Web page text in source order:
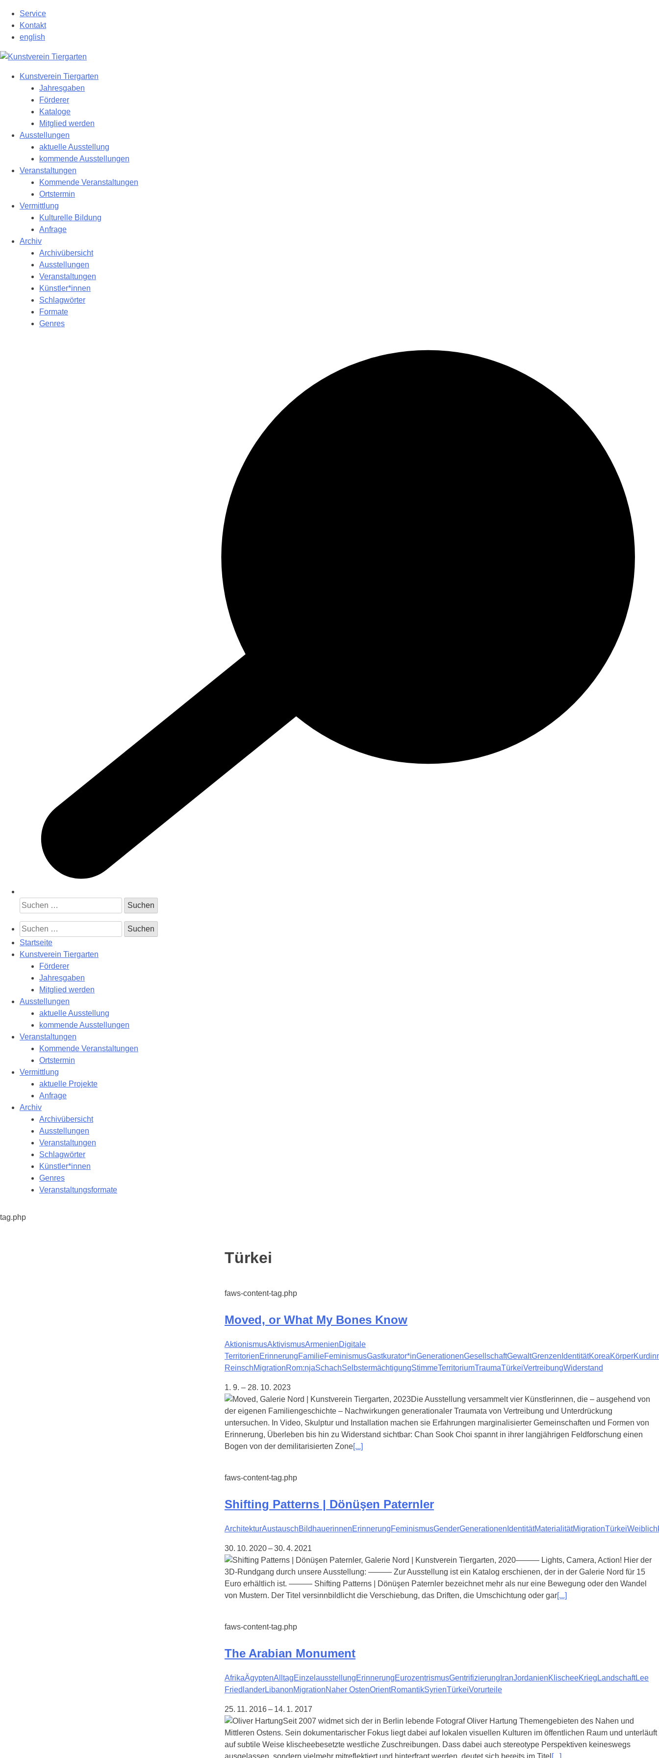
Hauptinhalt
springen
Service
Kontakt
english
Kunstverein Tiergarten
Jahresgaben
Förderer
Kataloge
Mitglied werden
Ausstellungen
aktuelle Ausstellung
kommende Ausstellungen
Veranstaltungen
Kommende Veranstaltungen
Ortstermin
Vermittlung
Kulturelle Bildung
Anfrage
Archiv
Archivübersicht
Ausstellungen
Veranstaltungen
Künstler*innen
Schlagwörter
Formate
Genres
Suchen
nach:
Suchen
nach:
Startseite
Kunstverein Tiergarten
Förderer
Jahresgaben
Mitglied werden
Ausstellungen
aktuelle Ausstellung
kommende Ausstellungen
Veranstaltungen
Kommende Veranstaltungen
Ortstermin
Vermittlung
aktuelle Projekte
Anfrage
Archiv
Archivübersicht
Ausstellungen
Veranstaltungen
Schlagwörter
Künstler*innen
Genres
Veranstaltungsformate
tag.php
Schlagwort:
Türkei
faws-content-tag.php
Moved, or What My Bones Know
AktionismusAktivismusArmenienDigitale
TerritorienErinnerungFamilieFeminismusGastkurator*inGenerationenGesellschaftGewaltGrenzen IdentitätKoreaKörper
ReinschMigrationRom:njaSchachSelbstermächtigungStimmeTerritoriumTraumaTürkeiVertreibungWiderstand
1. 9. – 28. 10. 2023
Die Ausstellung versammelt vier Künstlerinnen, die – ausgehend von
der eigenen Familiengeschichte – Nachwirkungen generationaler Traumata von Vertreibung und Unterdrückung
untersuchen. In Video, Skulptur und Installation machen sie Erfahrungen marginalisierter Gemeinschaften und Formen von
Erinnerung, Überleben bis hin zu Widerstand sichtbar: Chan Sook Choi spannt in ihrer langjährigen Feldforschung einen
Bogen von der demilitarisierten Zone[...]
faws-content-tag.php
Shifting Patterns | Dönüşen Paternler
ArchitekturAustauschBildhauerinnenErinnerungFeminismusGenderGenerationen IdentitätMaterialitätMigrationTürkei
30. 10. 2020 – 30. 4. 2021
——— Lights, Camera, Action! Hier der
3D-Rundgang durch unsere Ausstellung: ——— Zur Ausstellung ist ein Katalog erschienen, der in der Galerie Nord für 15
Euro erhältlich ist. ——— Shifting Patterns | Dönüşen Paternler bezeichnet mehr als nur eine Bewegung oder den Wandel
von Mustern. Der Titel versinnbildlicht die Verschiebung, das Driften, die Umschichtung oder gar[...]
faws-content-tag.php
The Arabian Monument
AfrikaÄgyptenAlltagEinzelausstellungErinnerungEurozentrismusGentrifizierung IranJordanienKlischeeKrieg LandschaftLee
FriedlanderLibanonMigrationNaher OstenOrientRomantikSyrienTürkeiVorurteile
25. 11. 2016 – 14. 1. 2017
Seit 2007 widmet sich der in Berlin lebende Fotograf Oliver Hartung Themengebieten des Nahen und
Mittleren Ostens. Sein dokumentarischer Fokus liegt dabei auf lokalen visuellen Kulturen im öffentlichen Raum und unterläuft
auf subtile Weise klischeebesetzte westliche Zuschreibungen. Dass dabei auch stereotype Perspektiven keineswegs
ausgelassen, sondern vielmehr mitreflektiert und hinterfragt werden, deutet sich bereits im Titel [...]